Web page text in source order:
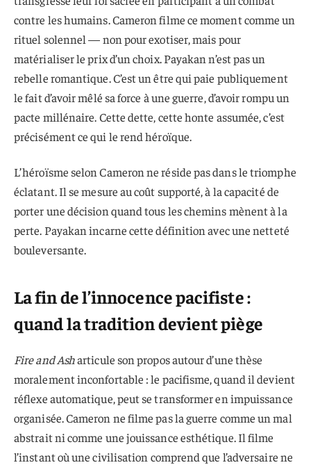
contre les humains. Cameron filme ce moment comme un
rituel solennel — non pour exotiser, mais pour
matérialiser le prix d’un choix. Payakan n’est pas un
rebelle romantique. C’est un être qui paie publiquement
le fait d’avoir mêlé sa force à une guerre, d’avoir rompu un
pacte millénaire. Cette dette, cette honte assumée, c’est
précisément ce qui le rend héroïque.
L’héroïsme selon Cameron ne réside pas dans le triomphe
éclatant. Il se mesure au coût supporté, à la capacité de
porter une décision quand tous les chemins mènent à la
perte. Payakan incarne cette définition avec une netteté
bouleversante.
La fin de l’innocence pacifiste :
quand la tradition devient piège
Fire and Asharticule son propos autour d’une thèse
moralement inconfortable : le pacifisme, quand il devient
réflexe automatique, peut se transformer en impuissance
organisée. Cameron ne filme pas la guerre comme un mal
abstrait ni comme une jouissance esthétique. Il filme
l’instant où une civilisation comprend que l’adversaire ne